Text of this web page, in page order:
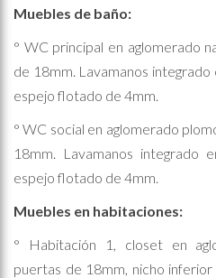
Muebles de baño:
° WC principal en aglomerado
de 18mm. Lavamanos
espejo flotado de 4mm.
° WC social en aglomerado
18mm. Lavamanos integrado
espejo flotado de 4mm.
Muebles en habitaciones:
° Habitación 1, closet en
puertas de 18mm, nicho